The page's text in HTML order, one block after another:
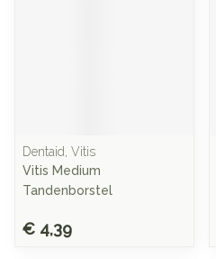
Dentaid, Vitis
Vitis Medium
Tandenborstel
€ 4,39